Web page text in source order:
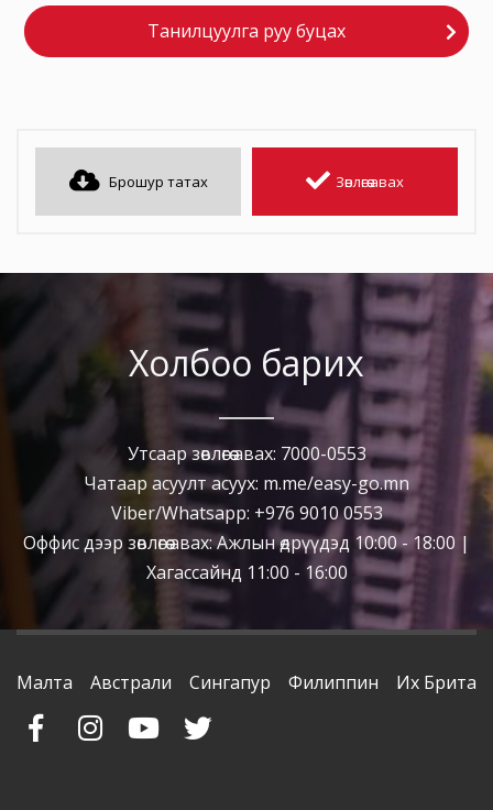
Танилцуулга руу буцах
Брошур татах Зөвлөгөө авах
Холбоо барих
Утсаар зөвлөгөө авах: 7000-0553
Чатаар асуулт асуух: m.me/easy-go.mn
Viber/Whatsapp: +976 9010 0553
Оффис дээр зөвлөгөө авах: Ажлын өдрүүдэд 10:00 - 18:00 |
Хагассайнд 11:00 - 16:00
Малта Австрали Сингапур Филиппин Их